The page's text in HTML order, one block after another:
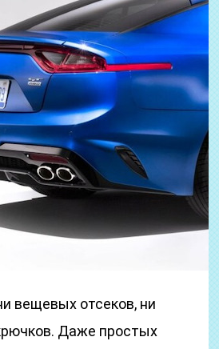
вещевых отсеков, ни
Даже простых